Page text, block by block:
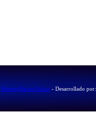
HostingBaratoOnline - Desarrollado por: